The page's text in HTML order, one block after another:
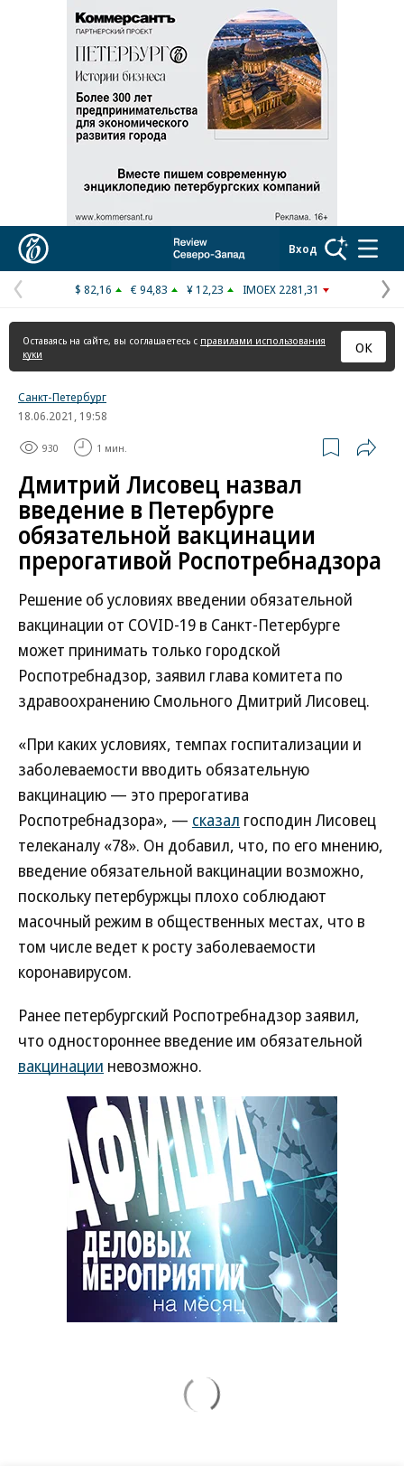
Реклама в «Ъ» www.kommersant.ru/ad
Вход
Предыдущая
страница
$ 82,16 € 94,83 ¥ 12,23 IMOEX 2281,31
Оставаясь на сайте, вы соглашаетесь с правилами использования
куки
ОК
Санкт-Петербург
18.06.2021, 19:58
930 1 мин.
Дмитрий Лисовец назвал
введение в Петербурге
обязательной вакцинации
прерогативой Роспотребнадзора
Решение об условиях введении обязательной
вакцинации от COVID-19 в Санкт-Петербурге
может принимать только городской
Роспотребнадзор, заявил глава комитета по
здравоохранению Смольного Дмитрий Лисовец.
«При каких условиях, темпах госпитализации и
заболеваемости вводить обязательную
вакцинацию — это прерогатива
Роспотребнадзора», — сказал господин Лисовец
телеканалу «78». Он добавил, что, по его мнению,
введение обязательной вакцинации возможно,
поскольку петербуржцы плохо соблюдают
масочный режим в общественных местах, что в
том числе ведет к росту заболеваемости
коронавирусом.
Ранее петербургский Роспотребнадзор заявил,
что одностороннее введение им обязательной
вакцинации невозможно.